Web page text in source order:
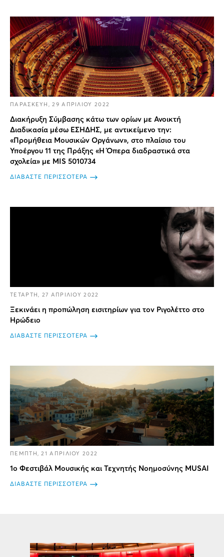
ΠΑΡΑΣΚΕΥΗ, 29 ΑΠΡΙΛΙΟΥ 2022
Διακήρυξη Σύμβασης κάτω των ορίων με Ανοικτή
Διαδικασία μέσω ΕΣΗΔΗΣ, με αντικείμενο την:
«Προμήθεια Μουσικών Οργάνων», στο πλαίσιο του
Υποέργου 11 της Πράξης «Η Όπερα διαδραστικά στα
σχολεία» με MIS 5010734
ΔΙΑΒΑΣΤΕ ΠΕΡΙΣΣΟΤΕΡΑ
ΤΕΤΑΡΤΗ, 27 ΑΠΡΙΛΙΟΥ 2022
Ξεκινάει η προπώληση εισιτηρίων για τον Ριγολέττο στο
Ηρώδειο
ΔΙΑΒΑΣΤΕ ΠΕΡΙΣΣΟΤΕΡΑ
ΠΕΜΠΤΗ, 21 ΑΠΡΙΛΙΟΥ 2022
1ο Φεστιβάλ Μουσικής και Τεχνητής Νοημοσύνης MUSAI
ΔΙΑΒΑΣΤΕ ΠΕΡΙΣΣΟΤΕΡΑ